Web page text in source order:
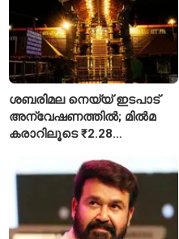
ശബരിമല നെയ്യ് ഇടപാട്
അന്വേഷണത്തിൽ; മിൽമ
കരാറിലൂടെ ₹2.28
എഫ്ഐആർ